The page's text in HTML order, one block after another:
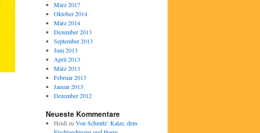
März 2017
Oktober 2014
März 2014
Dezember 2013
September 2013
Juni 2013
April 2013
März 2013
Februar 2013
Januar 2013
Dezember 2012
Neueste Kommentare
Heidi zu Von Schmitz‘ Katze, dem